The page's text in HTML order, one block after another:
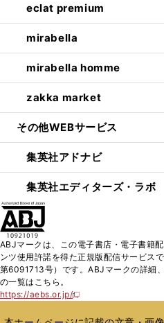
eclat premium
mirabella
mirabella homme
zakka market
その他WEBサービス
集英社アドナビ
集英社エディターズ・ラボ
ABJマークは、この電子書店・電子書籍
ンツ使用許諾を得た正規版配信サービス
第6091713号）です。ABJマークの詳細
の一覧はこちら。
https://aebs.or.jp/
新
い